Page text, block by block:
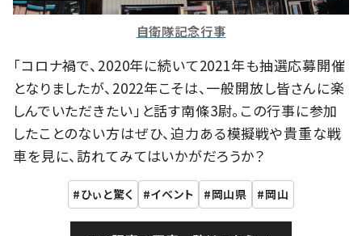
自衛隊記念行事
「コロナ禍で、2020年に続いて2021年も抽選応募開催
となりましたが、2022年こそは、一般開放し皆さんに楽
しんでいただきたい」と話す南條3尉。この行事に参加
したことのない方はぜひ、迫力ある模擬戦や貴重な戦
車を見に、訪れてみてはいかがだろうか？
ひぃと驚く イベント 岡山県 岡山